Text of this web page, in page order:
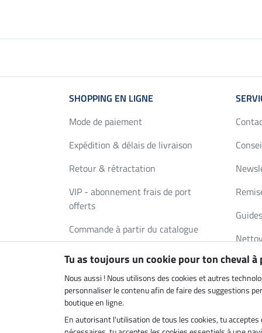
SHOPPING EN LIGNE
Mode de paiement
Expédition & délais de livraison
Retour & rétractation
VIP - abonnement frais de port
offerts
Commande à partir du catalogue
Bons Cadeaux
FAQ
Boutique climatiquement neutre
Tu as toujours un cookie pour ton cheval à
Nous aussi ! Nous utilisons des cookies et autres
personnaliser le contenu afin de faire des suggestions
boutique en ligne.
En autorisant l'utilisation de tous les cookies, tu